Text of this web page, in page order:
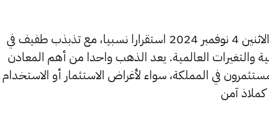
تشهد أسعار الذهب في السعودية اليوم الاثنين 4 نوفمبر 2024 استقرارا نسبيا، مع تذبذب طفيف في
والتغيرات العالمية. يعد الذهب واحدا من أهم المعادن
في المملكة، سواء لأغراض الاستثمار أو الاستخدام
كملاذ آمن​